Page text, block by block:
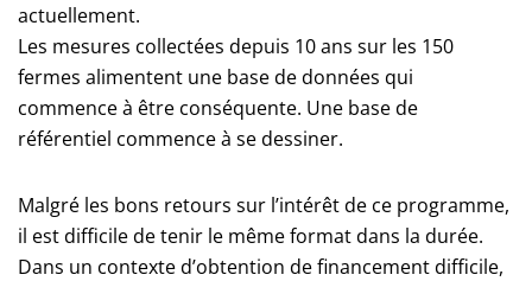
actuellement.
Les mesures collectées depuis 10 ans sur les 150
fermes alimentent une base de données qui
commence à être conséquente. Une base de
référentiel commence à se dessiner.
Malgré les bons retours sur l’intérêt de ce programme,
il est difficile de tenir le même format dans la durée.
Dans un contexte d’obtention de financement difficile,